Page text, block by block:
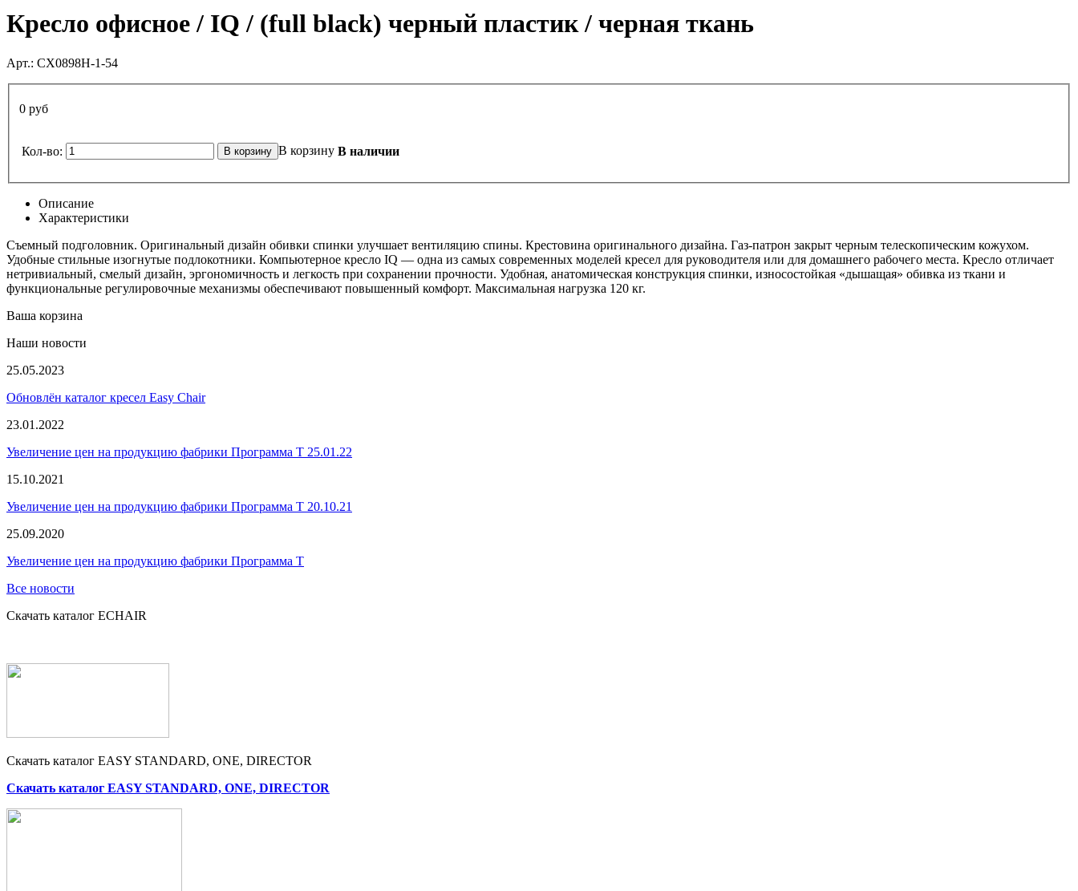
Кресло офисное / IQ / (full black) черный пластик / черная ткань
Арт.: CX0898H-1-54
0 руб
Кол-во: В корзину В наличии
Описание
Характеристики
Съемный подголовник. Оригинальный дизайн обивки спинки улучшает вентиляцию спины. Крестовина оригинального дизайна. Газ-патрон закрыт черным телескопическим кожухом.
Удобные стильные изогнутые подлокотники. Компьютерное кресло IQ — одна из самых современных моделей кресел для руководителя или для домашнего рабочего места. Кресло отличает
нетривиальный, смелый дизайн, эргономичность и легкость при сохранении прочности. Удобная, анатомическая конструкция спинки, износостойкая «дышащая» обивка из ткани и
функциональные регулировочные механизмы обеспечивают повышенный комфорт. Максимальная нагрузка 120 кг.
Ваша корзина
Наши новости
25.05.2023
Обновлён каталог кресел Easy Chair
23.01.2022
Увеличение цен на продукцию фабрики Программа Т 25.01.22
15.10.2021
Увеличение цен на продукцию фабрики Программа Т 20.10.21
25.09.2020
Увеличение цен на продукцию фабрики Программа Т
Все новости
Скачать каталог ECHAIR
Скачать каталог EASY STANDARD, ONE, DIRECTOR
Скачать каталог EASY STANDARD, ONE, DIRECTOR